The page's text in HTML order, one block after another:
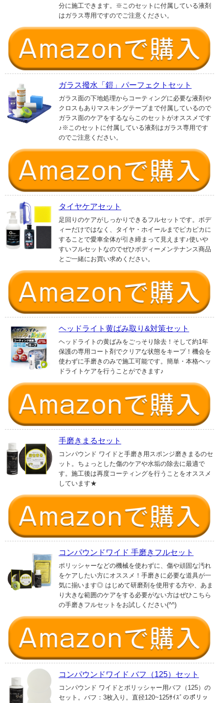
分に施工できます。※このセットに付属している液剤
はガラス専用ですのでご注意ください。
ガラス撥水「鎧」パーフェクトセット
ガラス面の下地処理からコーティングに必要な液剤や
クロスもありマスキングテープまで付属しているので
ガラス面のケアをするならこのセットがオススメです
♪※このセットに付属している液剤はガラス専用です
のでご注意ください。
タイヤケアセット
足回りのケアがしっかりできるフルセットです。ボデ
ィーだけではなく、タイヤ・ホイールまでピカピカに
することで愛車全体が引き締まって見えます♪使いや
すいフルセットなのでぜひボディーメンテナンス商品
とご一緒にお買い求めください。
ヘッドライト黄ばみ取り&対策セット
ヘッドライトの黄ばみをごっそり除去！そして約1年
保護の専用コート剤でクリアな状態をキープ！機会を
使わずに手磨きのみで施工可能です。簡単・本格ヘッ
ドライトケアを行うことができます♪
手磨きまるセット
コンパウンド ワイドと手磨き用スポンジ磨きまるのセ
ット。ちょっとした傷のケアや水垢の除去に最適で
す。施工後は再度コーティングを行うことをオススメ
しています★
コンパウンドワイド 手磨きフルセット
ポリッシャーなどの機械を使わずに、傷や頑固な汚れ
をケアしたい方にオススメ！手磨きに必要な道具が一
気に揃います◎ はじめて研磨剤を使用する方や、あま
り大きな範囲のケアをする必要がない方はぜひこちら
の手磨きフルセットをお試しください(^^)
コンパウンドワイド バフ（125）セット
コンパウンド ワイドとポリッシャー用バフ（125）の
セット。バフ：3枚入り。直径120~125ｻｲｽﾞのポリッ